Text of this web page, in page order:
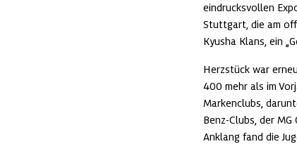
eindrucksvollen
Stuttgart, die am
Kyusha Klans, ein
Herzstück war
400 mehr als im
Markenclubs,
Benz-Clubs, der
Anklang fand die